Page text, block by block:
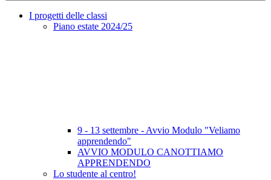
I progetti delle classi
Piano estate 2024/25
9 - 13 settembre - Avvio Modulo "Veliamo
apprendendo"
AVVIO MODULO CANOTTIAMO
APPRENDENDO
Lo studente al centro!